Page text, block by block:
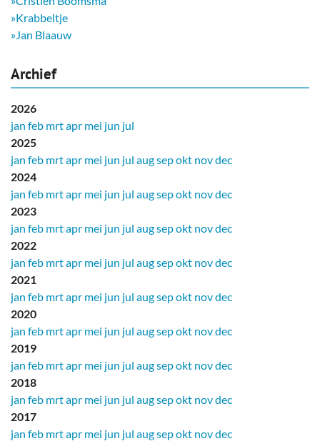
»Krabbeltje
»Jan Blaauw
Archief
2026
jan feb mrtapr mei jun jul
2025
jan feb mrtapr mei jun jul augsepokt novdec
2024
jan feb mrtapr mei jun jul augsepokt novdec
2023
jan feb mrtapr mei jun jul augsepokt novdec
2022
jan feb mrtapr mei jun jul augsepokt novdec
2021
jan feb mrtapr mei jun jul augsepokt novdec
2020
jan feb mrtapr mei jun jul augsepokt novdec
2019
jan feb mrtapr mei jun jul augsepokt novdec
2018
jan feb mrtapr mei jun jul augsepokt novdec
2017
jan feb mrtapr mei jun jul augsepokt novdec